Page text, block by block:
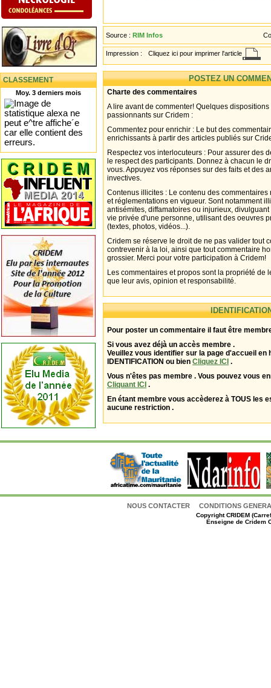
CLASSEMENT
Moy. 3 derniers mois
Source : RIM Infos
Impression : Cliquez ici pour imprimer l'article
POSTEZ UN
Charte des commentaires
A lire avant de commenter! Quelques
passionnants sur Cridem :
Commentez pour enrichir : Le but des
enrichissants à partir des articles publiés sur
Respectez vos interlocuteurs : Pour assurer des
le respect des participants. Donnez à chacun le
vous. Appuyez vos réponses sur des faits et des
invectives.
Contenus illicites : Le contenu des
et réglementations en vigueur. Sont notamment
antisémites, diffamatoires ou injurieux,
vie privée d'une personne, utilisant des oeuvres
(textes, photos, vidéos...).
Cridem se réserve le droit de ne pas valider tout
contrevenir à la loi, ainsi que tout commentaire
grossier. Merci pour votre participation à Cridem!
Les commentaires et propos sont la propriété de
que leur avis, opinion et responsabilité.
Pour poster un commentaire il faut être
Si vous avez déjà un accès membre .
Veuillez vous identifier sur la page d'accueil en
IDENTIFICATION ou bien Cliquez ICI .
Vous n'êtes pas membre . Vous pouvez vous
Cliquant ICI .
En étant membre vous accèderez à TOUS les
aucune restriction .
NOUS CONTACTER CONDITIONS
CopyrightCRIDEM
Enseigne de Cridem